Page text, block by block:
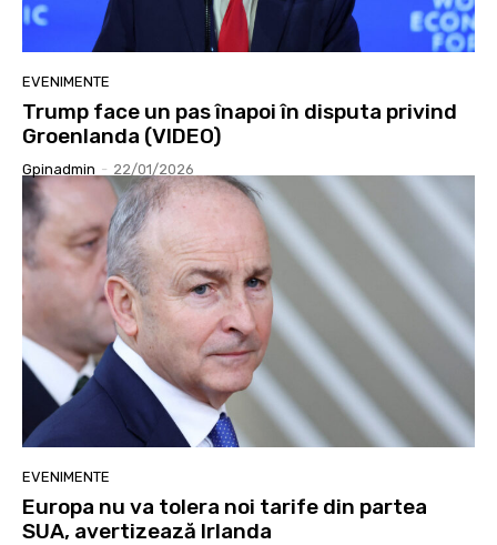
EVENIMENTE
Trump face un pas înapoi în disputa privind
Groenlanda (VIDEO)
Gpinadmin - 22/01/2026
EVENIMENTE
Europa nu va tolera noi tarife din partea
SUA, avertizează Irlanda